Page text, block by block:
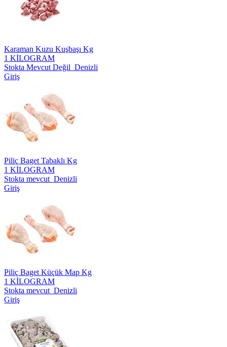
Karaman Kuzu Kuşbaşı Kg
1 KİLOGRAM
Stokta Mevcut Değil Denizli
Giriş
Piliç Baget Tabaklı Kg
1 KİLOGRAM
Stokta mevcut Denizli
Giriş
Piliç Baget Küçük Map Kg
1 KİLOGRAM
Stokta mevcut Denizli
Giriş